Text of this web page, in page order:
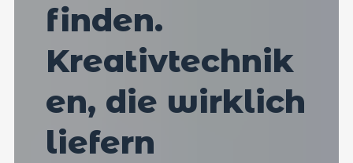
finden.
Kreativtechnik
en, die wirklich
liefern